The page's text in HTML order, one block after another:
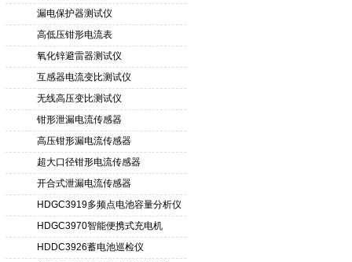
漏电保护器测试仪
高低压钳形电流表
氧化锌避雷器测试仪
互感器电流变比测试仪
无线高压变比测试仪
钳形泄漏电流传感器
高压钳形漏电流传感器
超大口径钳形电流传感器
开合式泄漏电流传感器
HDGC3919多频点电池容量分析仪
HDGC3970智能便携式充电机
HDDC3926蓄电池巡检仪